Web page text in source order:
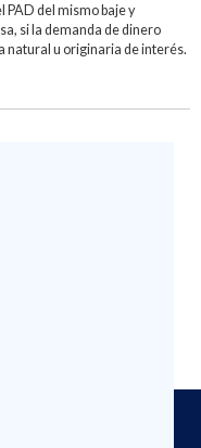
PAD del mismo baje y
si la demanda de dinero
natural u originaria de interés.